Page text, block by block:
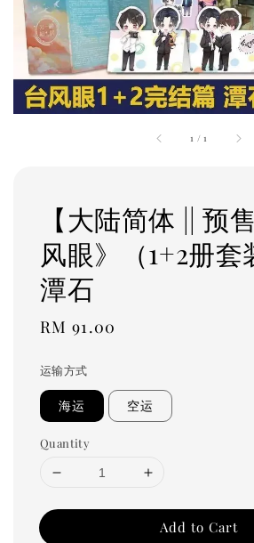
1 /1
【大陆简体 || 预
风眼》（1+2册套
潭石
Regular
RM 91.00
运输方式
海运 空运
Quantity
Add to Cart